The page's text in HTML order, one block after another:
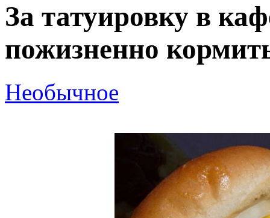
За татуировку в
пожизненно
Необычное